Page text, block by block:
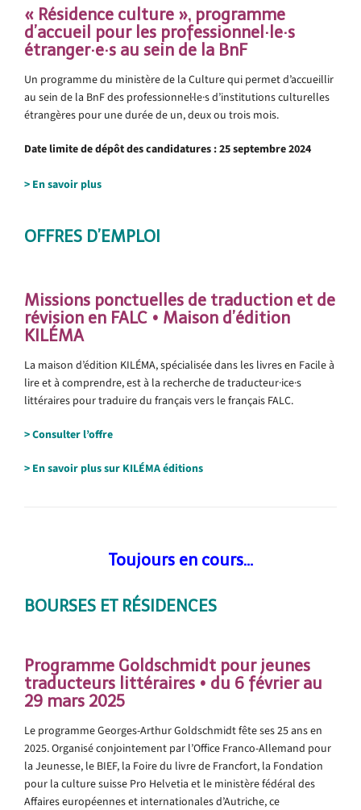
« Résidence culture », programme
d’accueil pour les professionnel·le·s
étranger·e·s au sein de la BnF
Un programme du ministère de la Culture qui permet d’accueillir
au sein de la BnF des professionnel·le·s d’institutions culturelles
étrangères pour une durée de un, deux ou trois mois.
Date limite de dépôt des candidatures : 25 septembre 2024
> En savoir plus
OFFRES D’EMPLOI
Missions ponctuelles de traduction et de
révision en FALC • Maison d’édition
KILÉMA
La maison d’édition KILÉMA, spécialisée dans les livres en Facile à
lire et à comprendre, est à la recherche de traducteur·ice·s
littéraires pour traduire du français vers le français FALC.
> Consulter l’offre
> En savoir plus sur KILÉMA éditions
Toujours en cours…
BOURSES ET RÉSIDENCES
Programme Goldschmidt pour jeunes
traducteurs littéraires • du 6 février au
29 mars 2025
Le programme Georges-Arthur Goldschmidt fête ses 25 ans en
2025. Organisé conjointement par l’Office Franco-Allemand pour
la Jeunesse, le BIEF, la Foire du livre de Francfort, la Fondation
pour la culture suisse Pro Helvetia et le ministère fédéral des
Affaires européennes et internationales d’Autriche, ce